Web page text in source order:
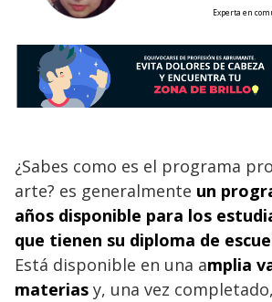
Experta en
¿Sabes como es el programa
arte? es generalmente un
años disponible para los
que tienen su diploma de
Está disponible en una amplia
materias y, una vez completado,